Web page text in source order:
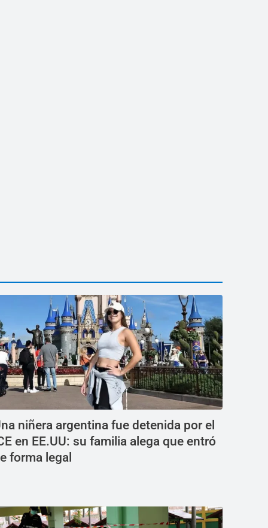
niñera argentina fue detenida por el
en EE.UU: su familia alega que entró
forma legal